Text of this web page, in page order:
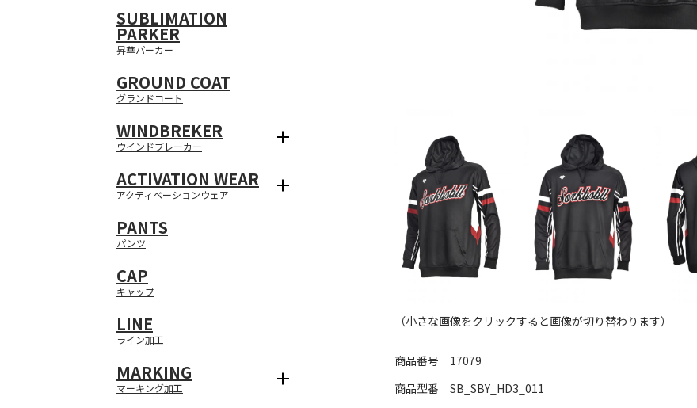
SUBLIMATION
PARKER
昇華パーカー
GROUND COAT
グランドコート
WINDBREKER
ウインドブレーカー
ACTIVATION WEAR
アクティベーションウェア
PANTS
パンツ
CAP
キャップ
LINE
ライン加工
MARKING
マーキング加工
（小さな画像をクリックすると画像が切り替わります）
商品番号 17079
商品型番
SB_SBY_HD3_011